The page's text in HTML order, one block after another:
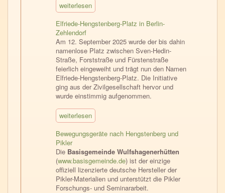
weiterlesen
Elfriede-Hengstenberg-Platz in Berlin-
Zehlendorf
Am 12. September 2025 wurde der bis dahin
namenlose Platz zwischen Sven-Hedin-
Straße, Forststraße und Fürstenstraße
feierlich eingeweiht und trägt nun den Namen
Elfriede-Hengstenberg-Platz. Die Initiative
ging aus der Zivilgesellschaft hervor und
wurde einstimmig aufgenommen.
weiterlesen
Bewegungsgeräte nach Hengstenberg und
Pikler
Die Basisgemeinde Wulfshagenerhütten
(www.basisgemeinde.de) ist der einzige
offiziell lizenzierte deutsche Hersteller der
Pikler-Materialien und unterstützt die Pikler
Forschungs- und Seminararbeit.